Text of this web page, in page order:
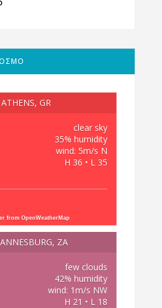
ATHENS, GR
clear sky
35% humidity
wind: 5m/s N
H 36 • L 35
from OpenWeatherMap
ZA
few clouds
42% humidity
wind: 1m/s NW
H 21 • L 18